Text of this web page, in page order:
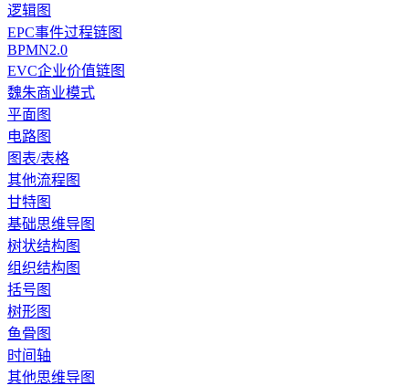
逻辑图
EPC事件过程链图
BPMN2.0
EVC企业价值链图
魏朱商业模式
平面图
电路图
图表/表格
其他流程图
甘特图
基础思维导图
树状结构图
组织结构图
括号图
树形图
鱼骨图
时间轴
其他思维导图